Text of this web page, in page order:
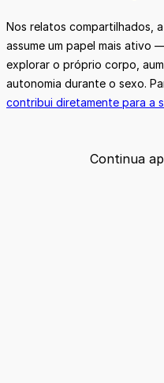
Nos relatos compartilhados,
assume um papel mais ativo
explorar o próprio corpo,
autonomia durante o sexo.
contribui diretamente para a
Continua